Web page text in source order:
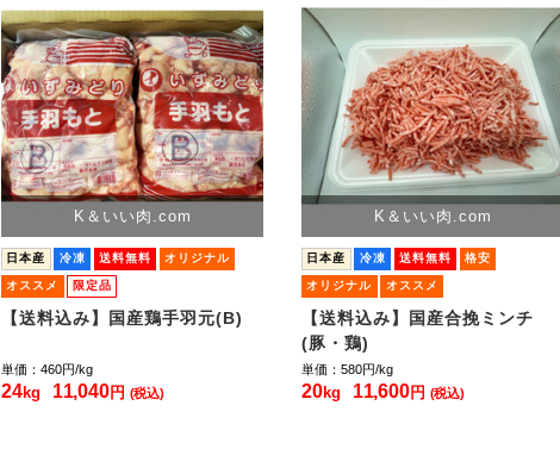
K＆いい肉.com
日本産 冷凍 送料無料 オリジナル
オススメ 限定品
【送料込み】国産鶏手羽元(B)
単価：460円/kg
24kg 11,040円 (税込)
K＆いい肉.com
日本産 冷凍 送料無料 格安
オリジナル オススメ
【送料込み】国産合挽ミンチ
(豚・鶏)
単価：580円/kg
20kg 11,600円 (税込)